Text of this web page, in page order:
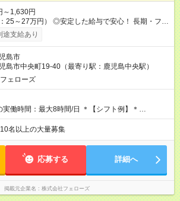
～1,630円
◎安定した給与で安心！ 長期・フル
いただける方にお越しいただきたいと思っていま
削られることはないので、安定した給与が入りま
もいると思います。このあたりは柔軟に対応する
ください！ ※2ヶ月の試用期間がありま
・待遇に変更はありません。 【試用期間】試
用期間の長さ：2ヶ月 雇用形態、給与は本採用時
途支給あり
島市
島市中央町19-40（最寄り駅：鹿児島中央駅）
ェローズ
実働時間：最大8時間/日 ＊【シフト例】＊
(2) 11:00～20:00 (3) 12:00～21:00 など ◎
8時間・休憩1時間です。中抜けシフトなどはあり
れば相談に応じますのでおっしゃってください！
名以上の大量募集
応募する 詳細へ
掲載元企業名 株式会社フェローズ